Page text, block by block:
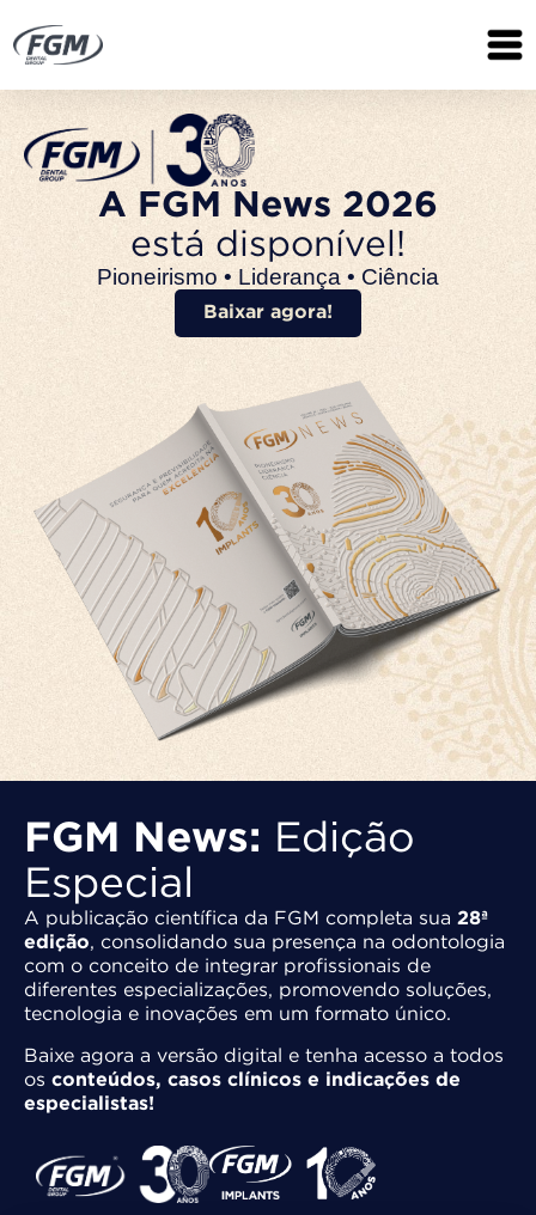
A FGM News 2026
está disponível!
Pioneirismo • Liderança • Ciência
Baixar agora!
FGM News: Edição
Especial
A publicação científica da FGM completa sua 28ª
edição, consolidando sua presença na odontologia
com o conceito de integrar profissionais de
diferentes especializações, promovendo soluções,
tecnologia e inovações em um formato único.
Baixe agora a versão digital e tenha acesso a todos
os conteúdos, casos clínicos e indicações de
especialistas!